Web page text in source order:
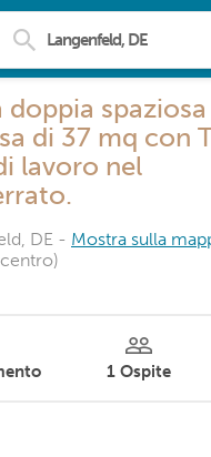
doppia
di 37 mq con
lavoro nel
DE - Mostra sulla
1 Ospite